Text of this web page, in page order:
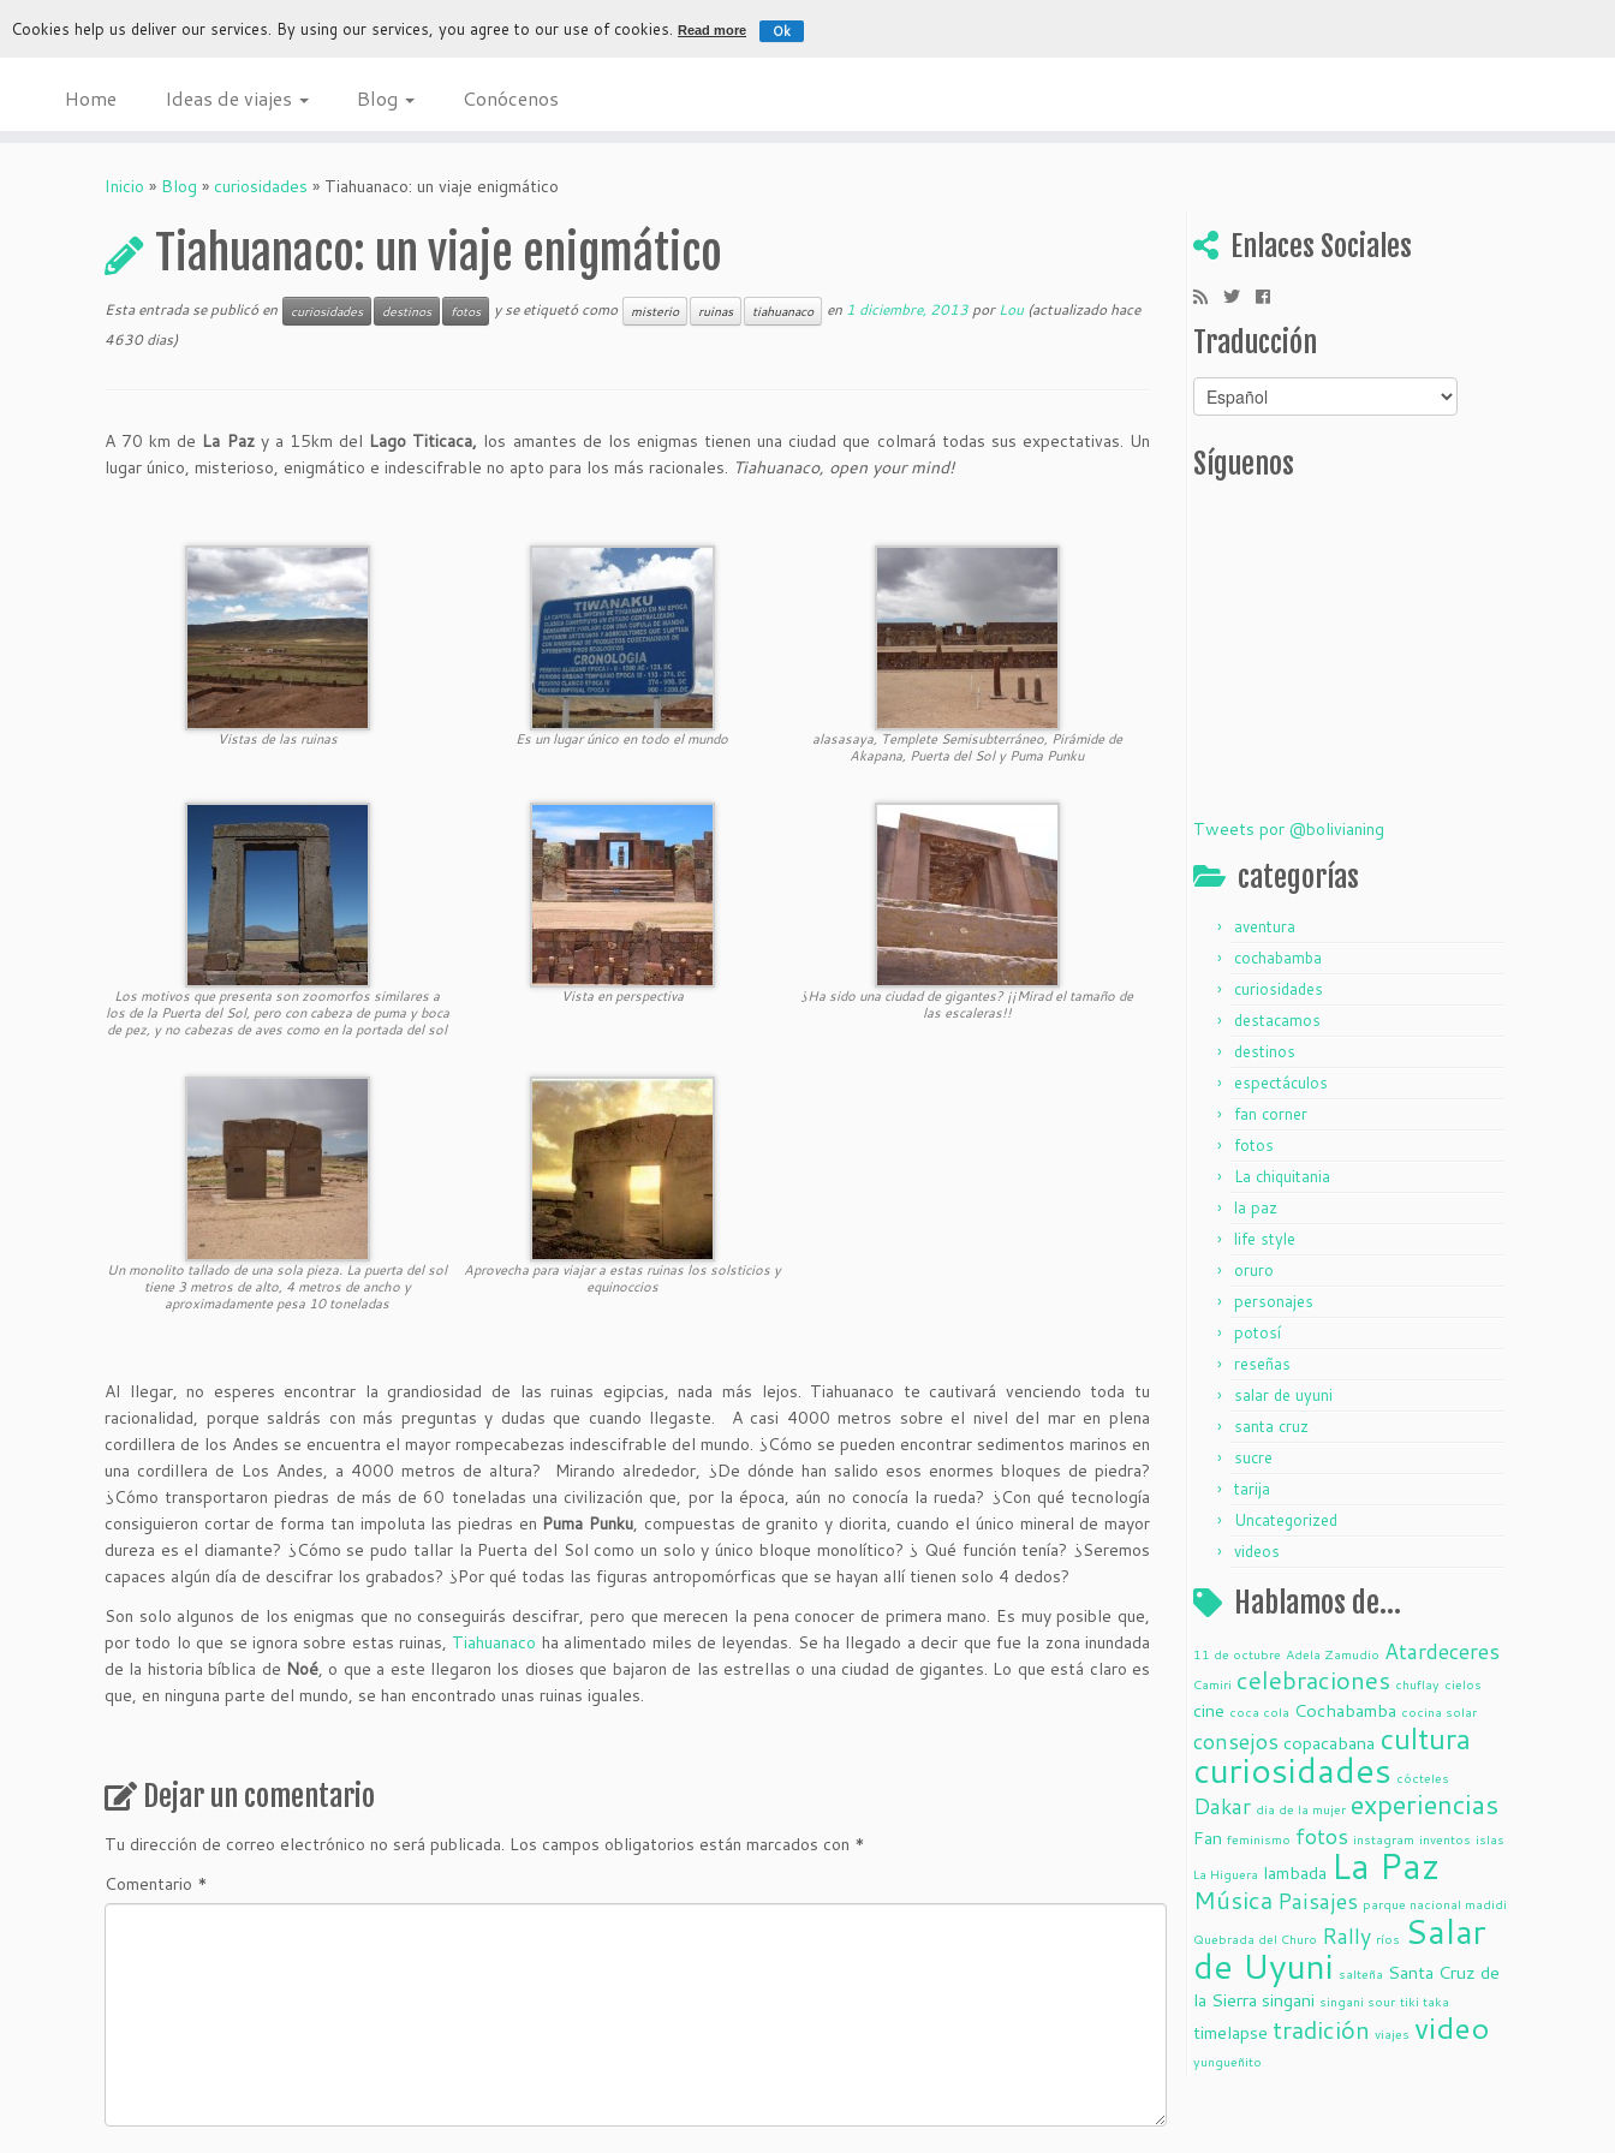
La experiencia más auténtica para descubrir Bolivia
Home Ideas de viajes Blog Conócenos
Inicio » Blog » curiosidades » Tiahuanaco: un viaje enigmático
Tiahuanaco: un viaje enigmático
Esta entrada se publicó en curiosidades destinos fotos y se etiquetó como misterio ruinas tiahuanaco en 1 diciembre, 2013 porLou(actualizado hace
4630 dias)
A 70 km de La Pazy a 15km del Lago Titicaca, los amantes de los enigmas tienen una ciudad que colmará todas sus expectativas. Un
lugar único, misterioso, enigmático e indescifrable no apto para los más racionales. Tiahuanaco, open your mind!
Vistas de las ruinas Es un lugar único en todo el mundo
alasasaya, Templete Semisubterráneo, Pirámide de
Akapana, Puerta del Sol y Puma Punku
Los motivos que presenta son zoomorfos similares a
los de la Puerta del Sol, pero con cabeza de puma y boca
de pez, y no cabezas de aves como en la portada del sol
Vista en perspectiva
¿Ha sido una ciudad de gigantes? ¡¡Mirad el tamaño de
las escaleras!!
Un monolito tallado de una sola pieza. La puerta del sol
tiene 3 metros de alto, 4 metros de ancho y
aproximadamente pesa 10 toneladas
Aprovecha para viajar a estas ruinas los solsticios y
equinoccios
Al llegar, no esperes encontrar la grandiosidad de las ruinas egipcias, nada más lejos. Tiahuanaco te cautivará venciendo toda tu
racionalidad, porque saldrás con más preguntas y dudas que cuando llegaste. A casi 4000 metros sobre el nivel del mar en plena
cordillera de los Andes se encuentra el mayor rompecabezas indescifrable del mundo. ¿Cómo se pueden encontrar sedimentos marinos en
una cordillera de Los Andes, a 4000 metros de altura? Mirando alrededor, ¿De dónde han salido esos enormes bloques de piedra?
¿Cómo transportaron piedras de más de 60 toneladas una civilización que, por la época, aún no conocía la rueda? ¿Con qué tecnología
consiguieron cortar de forma tan impoluta las piedras en Puma Punku, compuestas de granito y diorita, cuando el único mineral de mayor
dureza es el diamante? ¿Cómo se pudo tallar la Puerta del Sol como un solo y único bloque monolítico? ¿ Qué función tenía? ¿Seremos
capaces algún día de descifrar los grabados? ¿Por qué todas las figuras antropomórficas que se hayan allí tienen solo 4 dedos?
Son solo algunos de los enigmas que no conseguirás descifrar, pero que merecen la pena conocer de primera mano. Es muy posible que,
por todo lo que se ignora sobre estas ruinas, Tiahuanaco ha alimentado miles de leyendas. Se ha llegado a decir que fue la zona inundada
de la historia bíblica de Noé, o que a este llegaron los dioses que bajaron de las estrellas o una ciudad de gigantes. Lo que está claro es
que, en ninguna parte del mundo, se han encontrado unas ruinas iguales.
Dejar un comentario
Tu dirección de correo electrónico no será publicada. Los campos obligatorios están marcados con *
Comentario *
Enlaces Sociales
Traducción
Síguenos
Tweets por @bolivianing
categorías
aventura
cochabamba
curiosidades
destacamos
destinos
espectáculos
fan corner
fotos
La chiquitania
la paz
life style
oruro
personajes
potosí
reseñas
salar de uyuni
santa cruz
sucre
tarija
Uncategorized
videos
Hablamos de…
11 de octubre Adela Zamudio Atardeceres
Camiri celebraciones chuflay cielos
cine coca cola Cochabamba cocina solar
consejos copacabana cultura
curiosidades cócteles
Dakar dia de la mujer experiencias
Fan feminismo fotos instagram inventos islas
La Higuera lambada La Paz
Música Paisajes parque nacional madidi
Quebrada del Churo Rally ríos Salar
de Uyuni salteña Santa Cruz de
la Sierra singani singani sour tiki taka
timelapse tradición viajes video
yungueñito
Cookies help us deliver our services. By using our services, you agree to our use of cookies.Read more Ok